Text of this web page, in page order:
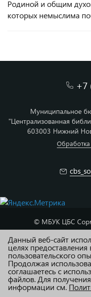
Родиной и общим
которых немыслима
+7
Муниципальное
"Централизованная
603003 Нижний
© МБУК ЦБС
Данный веб-сайт
целях
пользовательского
Продолжая
соглашаетесь с
файлов. Для
информации см.